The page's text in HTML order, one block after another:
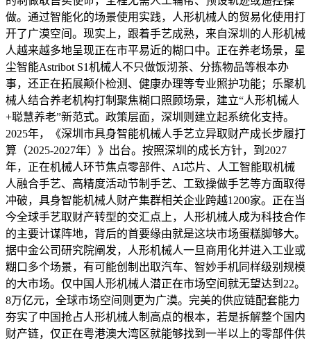
做。通过智能化的场景使用实践，人形机械人的贸易化使用打
开了广漠空间。现实上，跟着手艺成熟，来自深圳的人形机械
人越来越多地呈现正在市平易近的糊口中。正在养老场景，星
尘智能Astribot S1机械人不只做饭沏茶、分拣物品等根本办
事，还正在拓展颠仆检测、健康办理等专业照护功能；乐聚机
械人结合养老机构打制聚焦糊口照顾场景，建立“人形机械人
+聪慧养老”新范式。政策层面，深圳则建立起系统化支持。
2025年，《深圳市具身智能机械人手艺立异取财产成长步履打
算（2025-2027年）》出台。按照深圳的成长方针，到2027
年，正在机械人环节焦点零部件、AI芯片、人工智能取机械
人融合手艺、高精度活动节制手艺、工致操做手艺等方面取得
冲破，具身智能机械人财产集群相关企业跨越1200家。正在当
今全球手艺取财产转型的交汇点上，人形机械人成为科技合作
的主要计谋阵地，背后的首要缘由就是这块市场蛋糕脚够大。
据中金公司研究院阐发，人形机械人一旦商用化并进入工业或
糊口多个场景，有可能创制出取汽车、智妙手机同样级别规模
的大市场。仅中国人形机械人潜正在市场空间就无望达到22。
8万亿元，全球市场空间则更为广漠。完美的供应链配套能力
夯实了中国抢占人形机械人制高点的根本，若是拆解整个国内
财产链，仅正在粤港澳大湾区就能够找到一半以上的零部件供